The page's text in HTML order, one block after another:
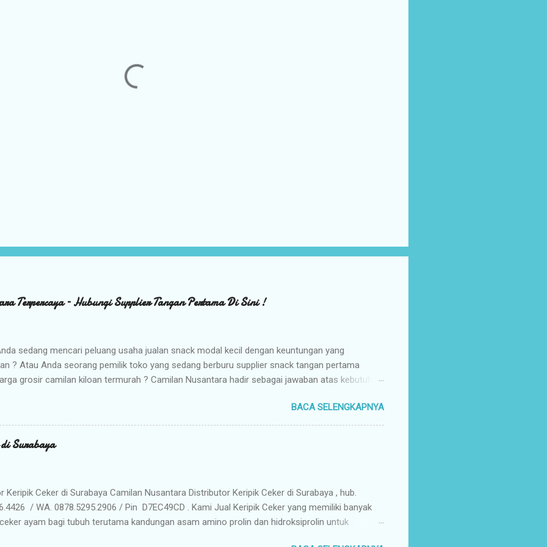
Terpercaya – Hubungi Supplier Tangan Pertama Di Sini !
sedang mencari peluang usaha jualan snack modal kecil dengan keuntungan yang
? Atau Anda seorang pemilik toko yang sedang berburu supplier snack tangan pertama
grosir camilan kiloan termurah ? Camilan Nusantara hadir sebagai jawaban atas kebutuhan
dan camilan kering berkualitas premium langsung dari gudang pusat (tangan pertama).
Camilan Nusantara sebagai Mitra Bisnis Anda ? Harga Grosir Tangan Pertama : Karena
distributor utama, Anda mendapatkan jaminan harga termurah untuk memaksimalkan margin
Anda saat dijual kembali. Kualitas & Rasa Terjamin : Produk dikemas secara higienis, renyah,
BACA SELENGKAPNYA
Surabaya
Keripik Ceker di Surabaya Camilan Nusantara Distributor Keripik Ceker di Surabaya , hub.
/ WA. 0878.5295.2906 / Pin D7EC49CD . Kami Jual Keripik Ceker yang memiliki banyak
ayam bagi tubuh terutama kandungan asam amino prolin dan hidroksiprolin untuk